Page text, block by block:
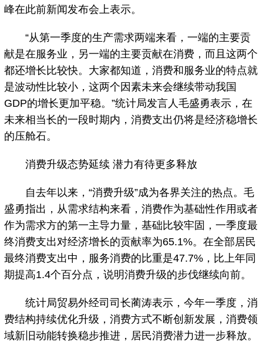
峰在此前新闻发布会上表示。
“从第一季度的生产需求两端来看，一端的主要贡
献是在服务业，另一端的主要贡献在消费，而且这两个
都还增长比较快。大家都知道，消费和服务业的特点就
是波动性比较小，这两个因素未来会继续带动我国
GDP的增长更加平稳。”统计局发言人毛盛勇表示，在
未来相当长的一段时期内，消费支出仍将是经济稳增长
的压舱石。
消费升级态势延续 潜力有待更多释放
自去年以来，“消费升级”成为各界关注的热点。毛
盛勇指出，从需求结构来看，消费作为基础性作用或者
作为需求方的第一主导力量，基础比较牢固，一季度最
终消费支出对经济增长的贡献率为65.1%。在全部居民
最终消费支出中，服务消费的比重是47.7%，比上年同
期提高1.4个百分点，说明消费升级的步伐继续向前。
统计局贸易外经司司长蔺涛表示，今年一季度，消
费结构持续优化升级，消费方式不断创新发展，消费领
域新旧动能转换稳步推进，居民消费潜力进一步释放。